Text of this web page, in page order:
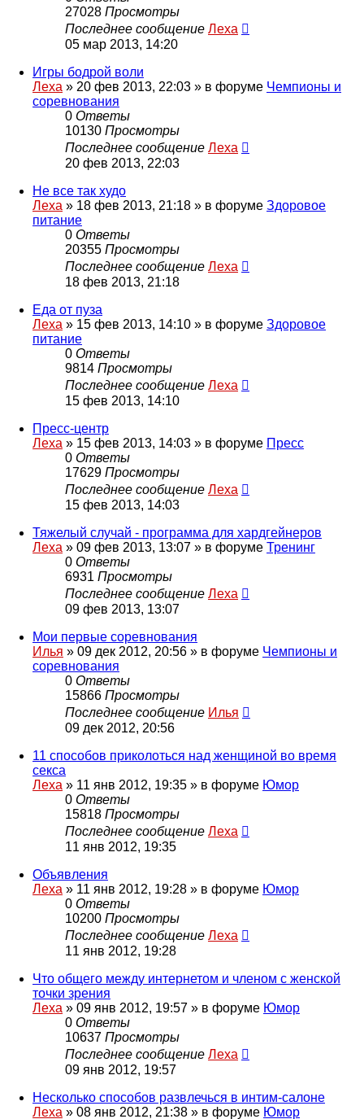
27028 Просмотры
Последнее сообщение Леха
05 мар 2013, 14:20
Игры бодрой воли
Леха » 20 фев 2013, 22:03 » в форуме Чемпионы и
соревнования
0 Ответы
10130 Просмотры
Последнее сообщение Леха
20 фев 2013, 22:03
Не все так худо
Леха » 18 фев 2013, 21:18 » в форуме Здоровое
питание
0 Ответы
20355 Просмотры
Последнее сообщение Леха
18 фев 2013, 21:18
Еда от пуза
Леха » 15 фев 2013, 14:10 » в форуме Здоровое
питание
0 Ответы
9814 Просмотры
Последнее сообщение Леха
15 фев 2013, 14:10
Пресс-центр
Леха » 15 фев 2013, 14:03 » в форуме Пресс
0 Ответы
17629 Просмотры
Последнее сообщение Леха
15 фев 2013, 14:03
Тяжелый случай - программа для хардгейнеров
Леха » 09 фев 2013, 13:07 » в форуме Тренинг
0 Ответы
6931 Просмотры
Последнее сообщение Леха
09 фев 2013, 13:07
Мои первые соревнования
Илья » 09 дек 2012, 20:56 » в форуме Чемпионы и
соревнования
0 Ответы
15866 Просмотры
Последнее сообщение Илья
09 дек 2012, 20:56
11 способов приколоться над женщиной во время
секса
Леха » 11 янв 2012, 19:35 » в форуме Юмор
0 Ответы
15818 Просмотры
Последнее сообщение Леха
11 янв 2012, 19:35
Объявления
Леха » 11 янв 2012, 19:28 » в форуме Юмор
0 Ответы
10200 Просмотры
Последнее сообщение Леха
11 янв 2012, 19:28
Что общего между интернетом и членом с женской
точки зрения
Леха » 09 янв 2012, 19:57 » в форуме Юмор
0 Ответы
10637 Просмотры
Последнее сообщение Леха
09 янв 2012, 19:57
Несколько способов развлечься в интим-салоне
Леха » 08 янв 2012, 21:38 » в форуме Юмор